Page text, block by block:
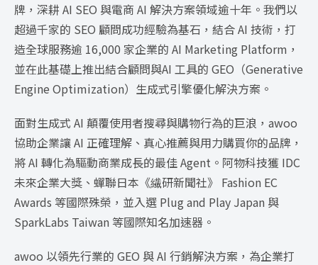
牌，深耕 AI SEO 與電商 AI 解決方案領域逾十年。我們以
超過千家的 SEO 顧問成功經驗為基石，結合 AI 技術，打
造全球服務逾 16,000 家企業的 AI Marketing Platform，
並在此基礎上推出結合顧問與AI 工具的 GEO（Generative
Engine Optimization）生成式引擎優化解決方案。
面對生成式 AI 顛覆使用者搜尋與購物行為的巨浪，awoo
協助企業讓 AI 正確理解、真心推薦與用力購買你的品牌，
將 AI 轉化為驅動商業成長的最佳 Agent。阿物科技獲 IDC
未來企業大獎、蟬聯日本《繊研新聞社》 Fashion EC
Awards 等國際殊榮，並入選 Plug and Play Japan 與
SparkLabs Taiwan 等國際知名加速器。
awoo 以領先行業的 GEO 與 AI 行銷解決方案，為企業打